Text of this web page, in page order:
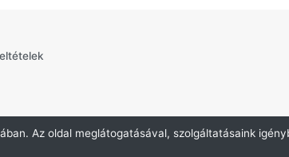
Az oldal meglátogatásával, szolgáltatásaink